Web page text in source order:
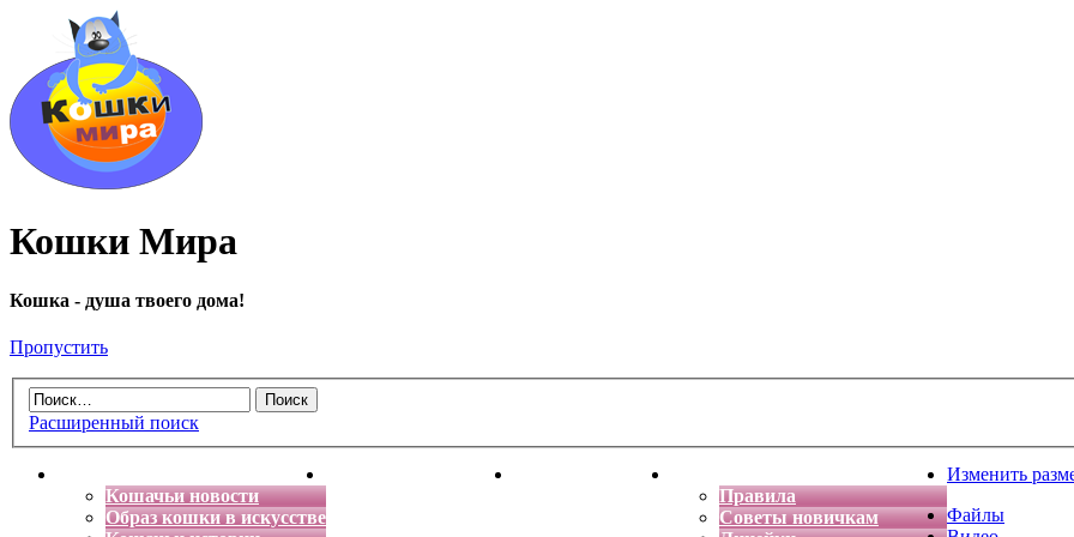
Кошки Мира
Кошка - душа твоего дома!
Пропустить
Расширенный поиск
Кошачьи новости
Образ кошки в искусстве
Энциклопедия кошек Детская фантазия
Правила
Советы новичкам
Изменить
Файлы